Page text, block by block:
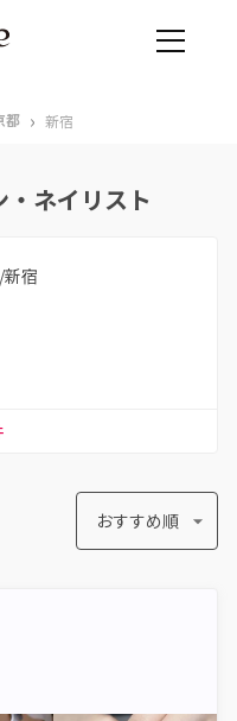
都 › 新宿
ネイリスト
宿
おすすめ順